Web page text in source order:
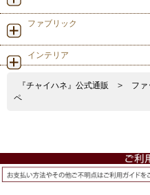
ファブリック
インテリア
『チャイハネ』公式通販 > ファ
ペ